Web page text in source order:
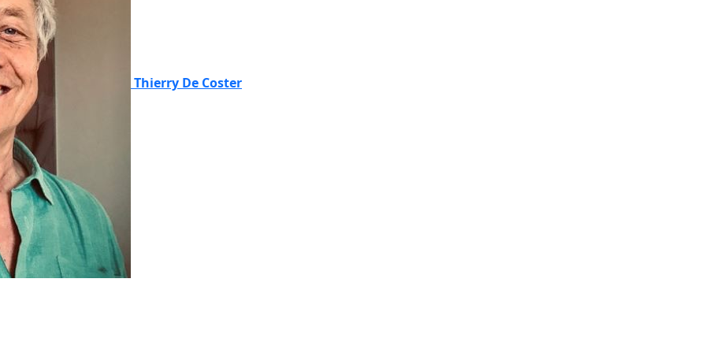
Thierry De Coster